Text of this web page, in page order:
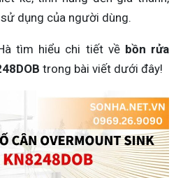
dụng của người dùng.
tìm hiểu chi tiết về bồn rửa
trong bài viết dưới đây!